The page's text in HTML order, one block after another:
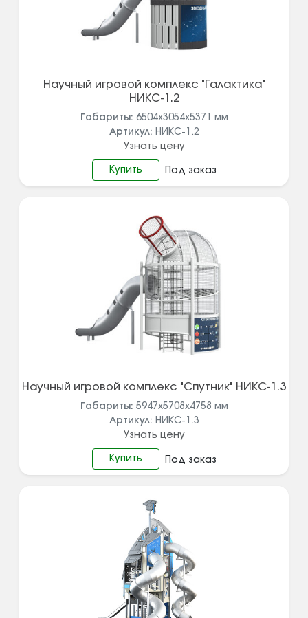
Научный игровой комплекс "Галактика"
НИКС-1.2
Габариты: 6504х3054х5371 мм
Артикул: НИКС-1.2
Узнать цену
Купить Под заказ
Научный игровой комплекс "Спутник" НИКС-1.3
Габариты: 5947х5708х4758 мм
Артикул: НИКС-1.3
Узнать цену
Купить Под заказ